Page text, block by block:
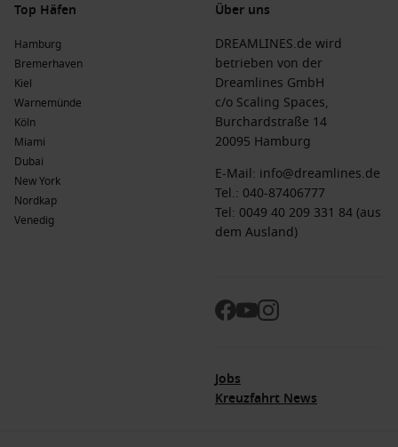
Top Häfen
Hamburg
Bremerhaven
Kiel
Warnemünde
Köln
Miami
Dubai
New York
Nordkap
Venedig
Über uns
DREAMLINES.de wird
betrieben von der
Dreamlines GmbH
c/o Scaling Spaces,
Burchardstraße 14
20095 Hamburg
E-Mail: info@dreamlines.de
Tel.: 040-87406777
Tel: 0049 40 209 331 84 (aus
dem Ausland)
Jobs
Kreuzfahrt News